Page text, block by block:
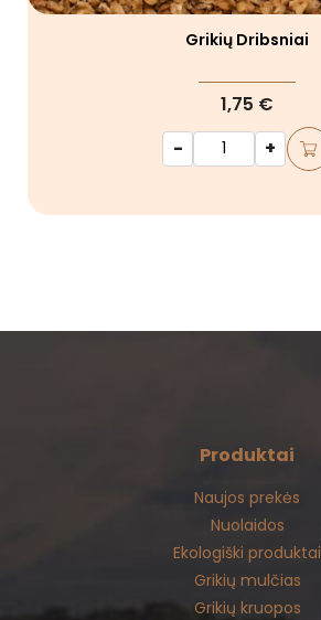
Grikių Dribsniai
1,75 €
-
+
Produktai
Naujos prekės
Nuolaidos
Ekologiški produktai
Grikių mulčias
Grikių kruopos